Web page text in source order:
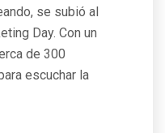
se subió al
Day. Con un
de 300
escuchar la